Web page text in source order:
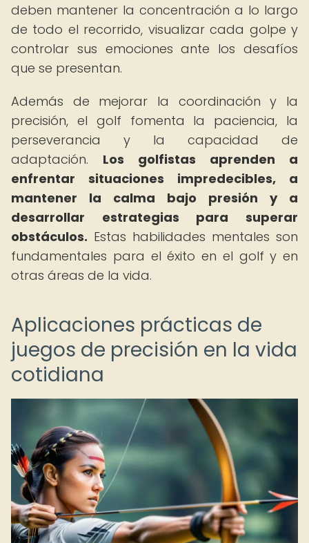
deben mantener la concentración a lo largo
de todo el recorrido, visualizar cada golpe y
controlar sus emociones ante los desafíos
que se presentan.
Además de mejorar la coordinación y la
precisión, el golf fomenta la paciencia, la
perseverancia y la capacidad de
adaptación. Los golfistas aprenden a
enfrentar situaciones impredecibles, a
mantener la calma bajo presión y a
desarrollar estrategias para superar
obstáculos. Estas habilidades mentales son
fundamentales para el éxito en el golf y en
otras áreas de la vida.
Aplicaciones prácticas de
juegos de precisión en la vida
cotidiana